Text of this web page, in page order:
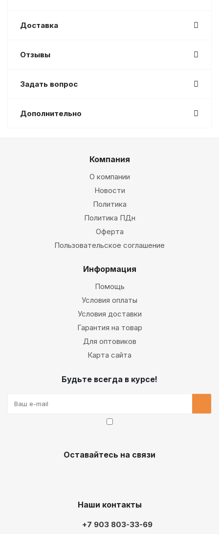
Доставка
Отзывы
Задать вопрос
Дополнительно
Компания
О компании
Новости
Политика
Политика ПДн
Оферта
Пользовательское соглашение
Информация
Помощь
Условия оплаты
Условия доставки
Гарантия на товар
Для оптовиков
Карта сайта
Будьте всегда в курсе!
Оставайтесь на связи
Наши контакты
+7 903 803-33-69